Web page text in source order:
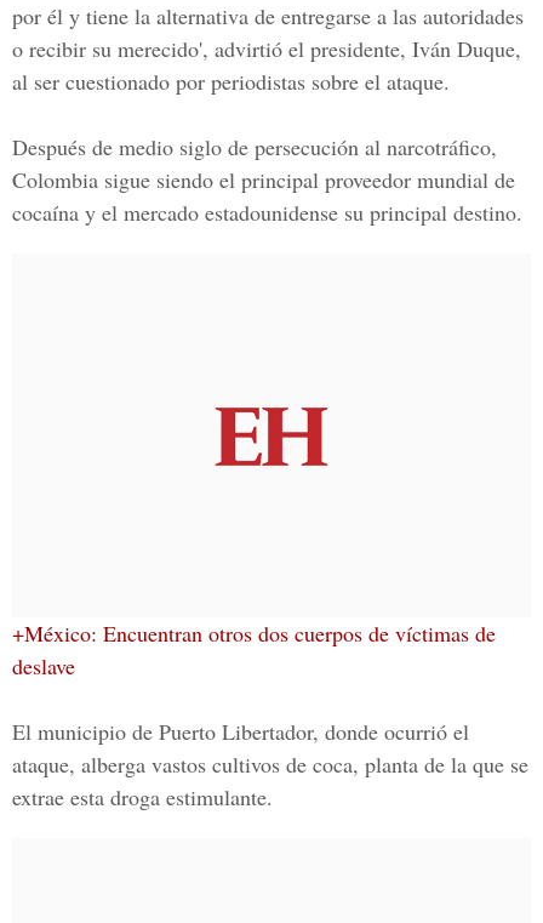
por él y tiene la alternativa de entregarse a las autoridades
o recibir su merecido', advirtió el presidente, Iván Duque,
al ser cuestionado por periodistas sobre el ataque.
Después de medio siglo de persecución al narcotráfico,
Colombia sigue siendo el principal proveedor mundial de
cocaína y el mercado estadounidense su principal destino.
+México: Encuentran otros dos cuerpos de víctimas de
deslave
El municipio de Puerto Libertador, donde ocurrió el
ataque, alberga vastos cultivos de coca, planta de la que se
extrae esta droga estimulante.